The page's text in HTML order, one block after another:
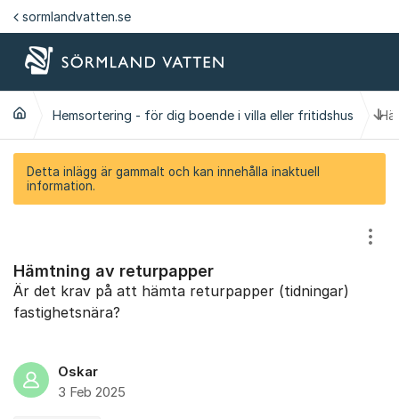
Hoppa till innehåll
sormlandvatten.se
Hemsortering - för dig boende i villa eller fritidshus
Detta inlägg är gammalt och kan innehålla inaktuell
information.
Hämtning av returpapper
Är det krav på att hämta returpapper (tidningar)
fastighetsnära?
Oskar
3 Feb 2025